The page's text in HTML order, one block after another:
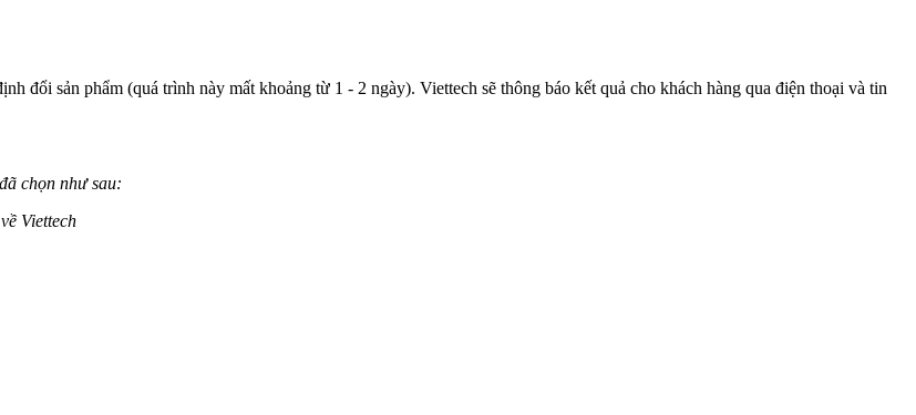
đổi sản phẩm (quá trình này mất khoảng từ 1 - 2 ngày). Viettech sẽ thông báo kết quả cho khách hàng qua điện thoại và tin
chọn như sau:
Viettech